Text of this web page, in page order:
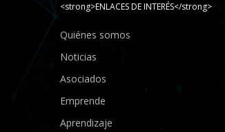
<strong>ENLACES DE INTERÉS</strong>
Quiénes somos
Noticias
Asociados
Emprende
Aprendizaje